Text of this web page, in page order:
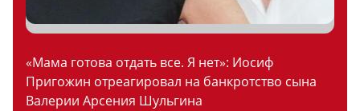
«Мама готова отдать все. Я нет»: Иосиф
Пригожин отреагировал на банкротство сына
Валерии Арсения Шульгина